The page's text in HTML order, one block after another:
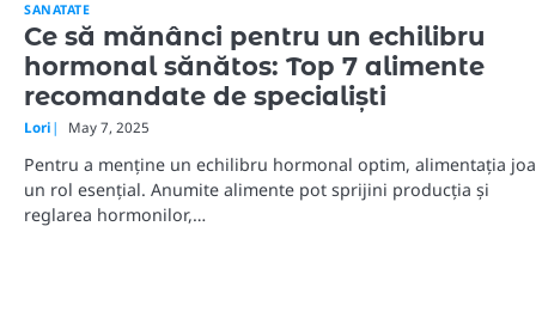
SANATATE
Ce să mănânci pentru un echilibru
hormonal sănătos: Top 7 alimente
recomandate de specialiști
Lori May 7, 2025
Pentru a menține un echilibru hormonal optim, alimentația
un rol esențial. Anumite alimente pot sprijini producția și
reglarea hormonilor,…